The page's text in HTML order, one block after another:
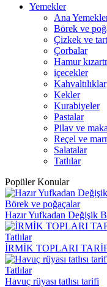
Yemekler
Ana
Börek ve
Çizkek ve
Çorbalar
Hamur
içecekler
Kahvaltılıklar
Kekler
Kurabiyeler
Pastalar
Pilav ve
Reçel ve
Salatalar
Tatlılar
Popüler Konular
Börek ve poğaçalar
Hazır Yufkadan Değişik
Tatlılar
İRMİK TOPLARI
Tatlılar
Havuç rüyası tatlısı tarifi